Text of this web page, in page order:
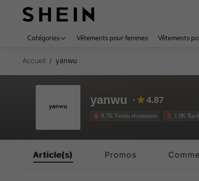
Catégories Vêtements pour femmes Vêtements
Accueil / yanwu
yanwu 4.87
8.7K Vendu récemment 1.9K
Article(s) Promos